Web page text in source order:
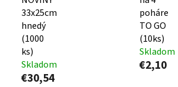
33x25cm
hnedý
(1000
ks)
Skladom
€30,54
poháre
TO GO
(10ks)
Skladom
€2,10